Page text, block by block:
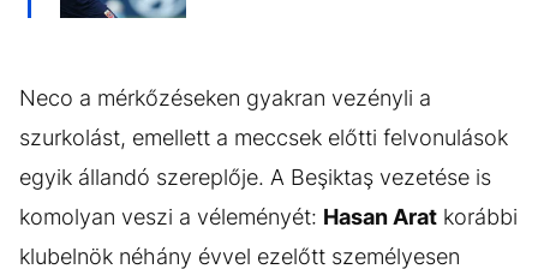
Neco a mérkőzéseken gyakran vezényli a
szurkolást, emellett a meccsek előtti felvonulások
egyik állandó szereplője. A Beşiktaş vezetése is
komolyan veszi a véleményét: Hasan Arat korábbi
klubelnök néhány évvel ezelőtt személyesen